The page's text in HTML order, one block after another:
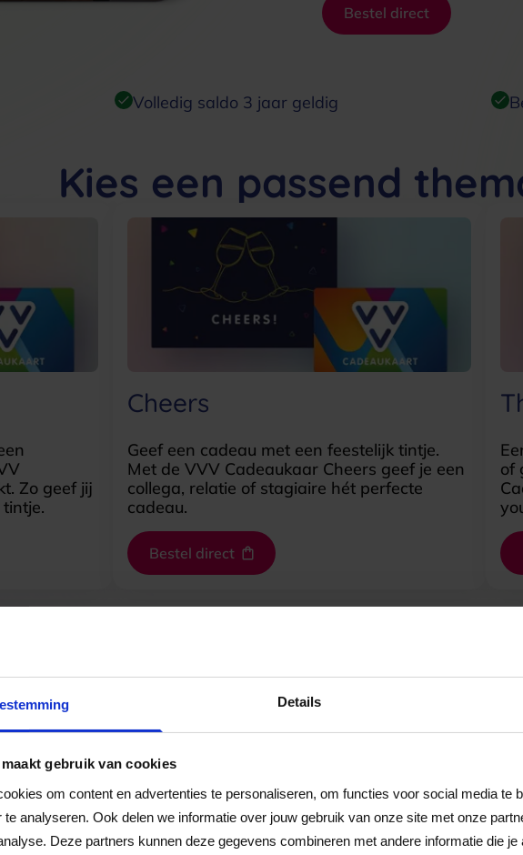
Details
gebruik van cookies
om content en advertenties te personaliseren, om functies voor social media te
analyseren. Ook delen we informatie over jouw gebruik van onze site met onze
Deze partners kunnen deze gegevens combineren met andere informatie die
Bestel direct
Volledig saldo 3 jaar geldig
Kies een passend
Zo geef jij
Cheers
Geef een cadeau met een feestelijk tintje.
Met de VVV Cadeaukaar Cheers geef je een
collega, relatie of stagiaire hét perfecte
cadeau.
Bestel direct
of
je de VVV